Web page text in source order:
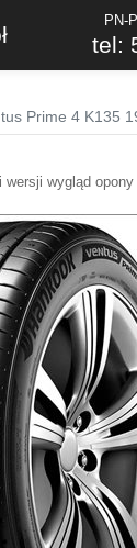
PN-
tel:
Prime 4 K135
wygląd opony